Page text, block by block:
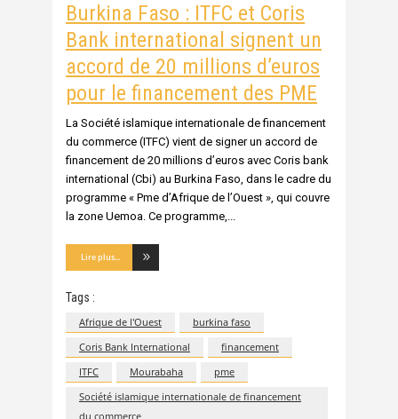
Burkina Faso : ITFC et Coris
Bank international signent un
accord de 20 millions d’euros
pour le financement des PME
La Société islamique internationale de financement
du commerce (ITFC) vient de signer un accord de
financement de 20 millions d’euros avec Coris bank
international (Cbi) au Burkina Faso, dans le cadre du
programme « Pme d’Afrique de l’Ouest », qui couvre
la zone Uemoa. Ce programme,
Lire plus...
Tags :
Afrique de l'Ouest
burkina faso
Coris Bank International
financement
ITFC
Mourabaha
pme
Société islamique internationale de financement
du commerce